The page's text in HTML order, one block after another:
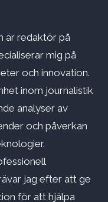
är redaktör på
mig på
och innovation.
inom journalistik
analyser av
och påverkan
jag efter att ge
för att hjälpa